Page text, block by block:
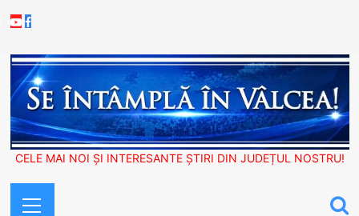
to
Youtube
Facebook
CELE MAI NOI ȘI INTERESANTE ȘTIRI DIN JUDEȚUL NOSTRU!
Menu